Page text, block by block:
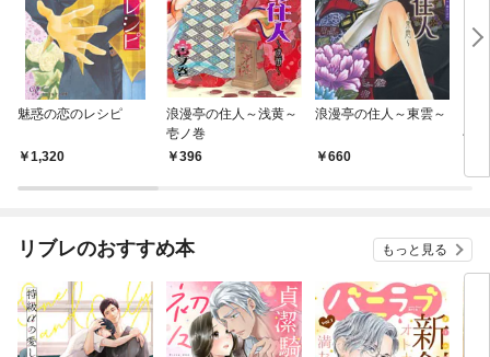
魅惑の恋のレシピ
1,320
浪漫亭の住人～浅黄～
壱ノ巻
396
浪漫亭の住人～東雲～
660
ベ
リブレのおすすめ本 もっと見る